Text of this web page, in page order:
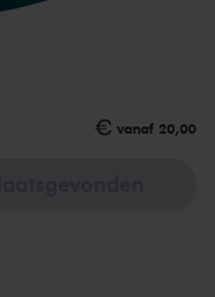
vanaf 20,00